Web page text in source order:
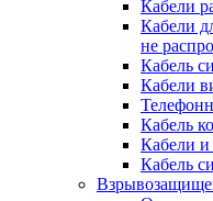
Кабели
Кабели
не
Кабель
Кабели
Кабель
Кабели и
Кабель